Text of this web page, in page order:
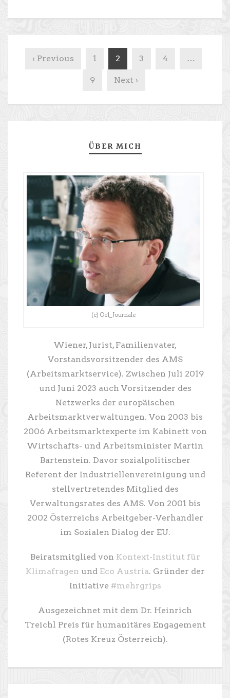
‹ Previous 1 2 3 4 …
9 Next ›
ÜBER MICH
(c) Oe1_Journale
Wiener, Jurist, Familienvater,
Vorstandsvorsitzender des AMS
(Arbeitsmarktservice). Zwischen Juli 2019
und Juni 2023 auch Vorsitzender des
Netzwerks der europäischen
Arbeitsmarktverwaltungen. Von 2003 bis
2006 Arbeitsmarktexperte im Kabinett von
Wirtschafts- und Arbeitsminister Martin
Bartenstein. Davor sozialpolitischer
Referent der Industriellenvereinigung und
stellvertretendes Mitglied des
Verwaltungsrates des AMS. Von 2001 bis
2002 Österreichs Arbeitgeber-Verhandler
im Sozialen Dialog der EU.
Beiratsmitglied von Kontext-Institut für
Klimafragen und Eco Austria. Gründer der
Initiative #mehrgrips
Ausgezeichnet mit dem Dr. Heinrich
Treichl Preis für humanitäres Engagement
(Rotes Kreuz Österreich).